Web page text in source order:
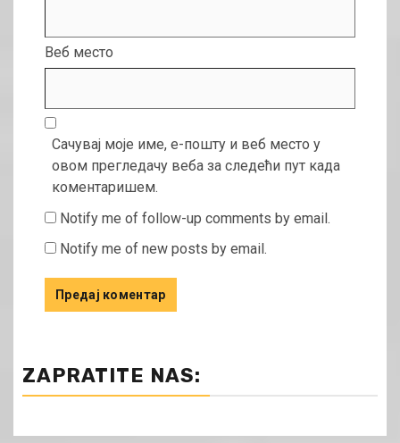
Веб место
Сачувај моје име, е-пошту и веб место у
овом прегледачу веба за следећи пут када
коментаришем.
Notify me of follow-up comments by email.
Notify me of new posts by email.
ZAPRATITE NAS: